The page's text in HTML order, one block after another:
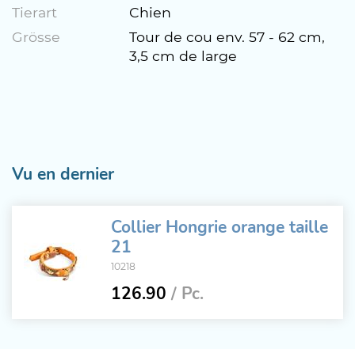
Tierart
Chien
Grösse
Tour de cou env. 57 - 62 cm,
3,5 cm de large
Vu en dernier
Collier Hongrie orange taille
21
10218
126.90 / Pc.